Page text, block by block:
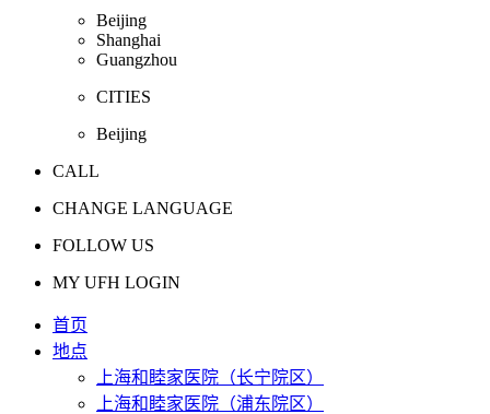
Beijing
Shanghai
Guangzhou
CITIES
Beijing
CALL
CHANGE LANGUAGE
FOLLOW US
MY UFH LOGIN
首页
地点
上海和睦家医院（长宁院区）
上海和睦家医院（浦东院区）